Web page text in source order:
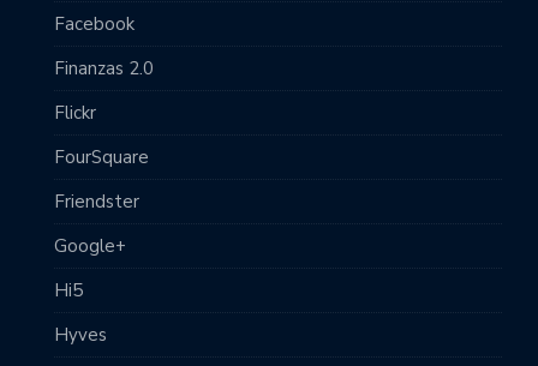
Facebook
Finanzas 2.0
Flickr
FourSquare
Friendster
Google+
Hi5
Hyves